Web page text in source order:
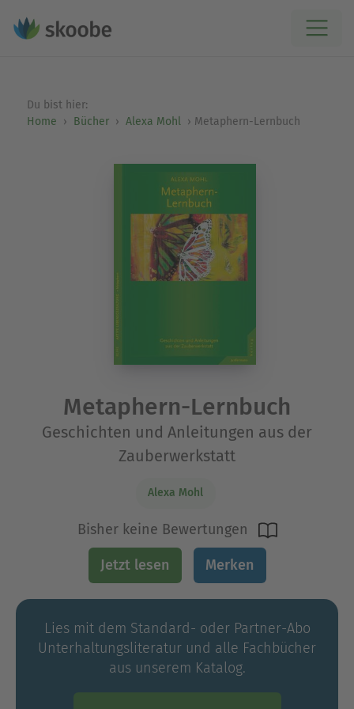
Du bist hier:
Home
Bücher Alexa Mohl Metaphern-Lernbuch
Metaphern-Lernbuch
Geschichten und Anleitungen aus der
Zauberwerkstatt
Alexa Mohl
Bisher keine Bewertungen
Jetzt lesen Merken
Lies mit dem Standard- oder Partner-Abo
Unterhaltungs­literatur und alle Fachbücher
aus unserem Katalog.